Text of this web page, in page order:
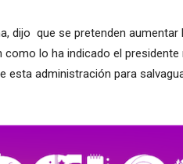
dijo que se pretenden
lo ha indicado el
administración para